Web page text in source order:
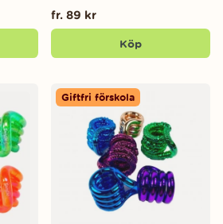
fr. 89 kr
Köp
Giftfri förskola